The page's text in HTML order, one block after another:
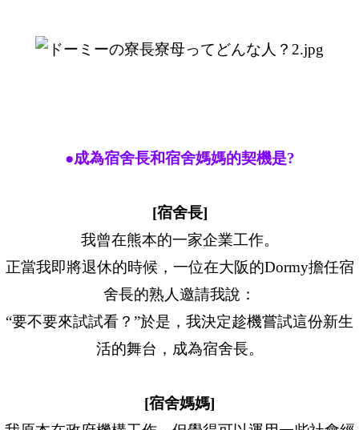
●成為宿舍長和宿舍媽媽的契機是?
[宿舍長]
我曾在熊本的一家企業工作。
正當我即將退休的時候，一位在大阪的Dormy擔任宿
舍長的熟人邀請我說：
“要不要來試試看？”於是，我決定趁機嘗試這份新生
活的舞台，成為宿舍長。
[宿舍媽媽]